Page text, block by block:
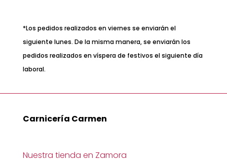
*Los pedidos realizados en viernes se enviarán el
siguiente lunes. De la misma manera, se enviarán los
pedidos realizados en víspera de festivos el siguiente día
laboral.
Carnicería Carmen
Nuestra tienda en Zamora